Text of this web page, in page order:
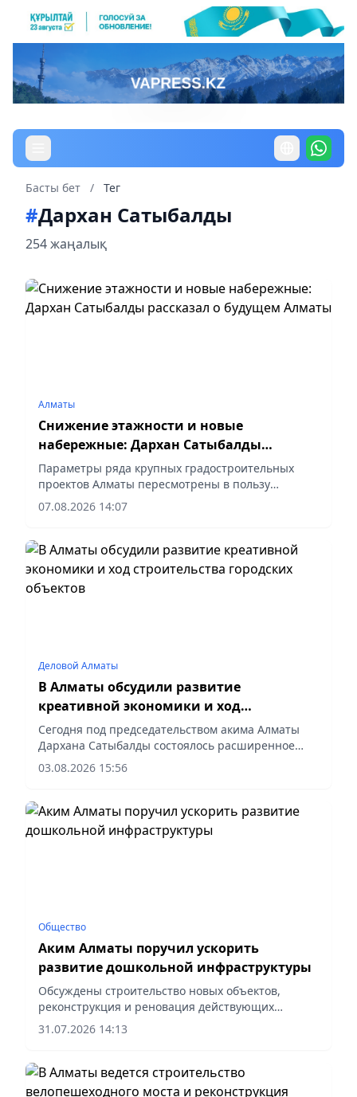
Басты бет / Тег
#Дархан Сатыбалды
254 жаңалық
Алматы
Снижение этажности и новые
набережные: Дархан Сатыбалды
рассказал о будущем Алматы
Параметры ряда крупных градостроительных
проектов Алматы пересмотрены в пользу
снижения этажности и расширения зеленых зон.
Об этом на своей официальной странице в
Сатыбалды по итогам совещания по
стратегическому развитию мегаполиса, –
передает корреспондент vapress.kz.
07.08.2026 14:07
Деловой Алматы
В Алматы обсудили развитие
креативной экономики и ход
строительства городских объектов
Сегодня под председательством акима Алматы
Дархана Сатыбалды состоялось расширенное
аппаратное совещание. Первым вопросом на
повестке дня были обозначены меры по
докладом выступила руководитель управления
туризма города Галия Токсеитова, – сообщает
корреспондент vapress.kz.
03.08.2026 15:56
Общество
Аким Алматы поручил ускорить
развитие дошкольной инфраструктуры
Обсуждены строительство новых объектов,
реконструкция и реновация действующих
зданий, сообщает vapress.kz.
31.07.2026 14:13